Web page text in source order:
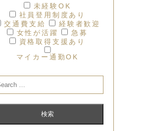
未経験OK
社員登用制度あり
交通費支給
経験者歓迎
女性が活躍
急募
資格取得支援あり
マイカー通勤OK